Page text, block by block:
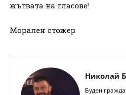
жътвата на гласове!
Морален стожер
Николай
Буден